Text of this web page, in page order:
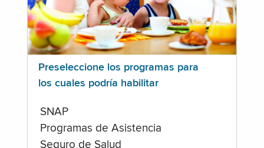
Preseleccione los programas para
los cuales podría habilitar
SNAP
Programas de Asistencia
Seguro de Salud